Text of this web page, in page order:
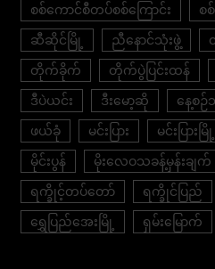
စစ်ကောင်စီတပ်စစ်ကြောင်း စ
ဆီဆိုင်မြို့ ညီနောင်သုံးဖွဲ့
တိုက်ခိုက် တိုက်ပွဲပြင်းထန်
ဒီပဲယင်း ဒီးမော့ဆို နေ့စ
ဖယ်ခုံ မင်းပြား မင်းပြားမြို့
မိုင်းပွန် မိုးလေဝသခန့်မှန်းချက်
ရက္ခိုင့်တပ်တော် ရက္ခိုင်ပြည်
ရွှေပြည်အေးမြို့ ရှမ်းမြောက်